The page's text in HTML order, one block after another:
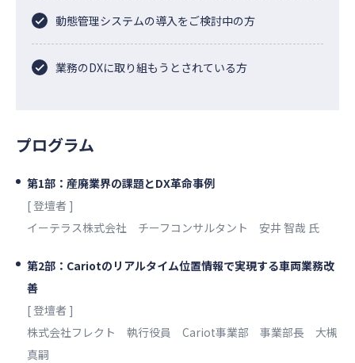
動態管理システムの導入をご検討中の方
業務のDXに取り組もうとされている方
プログラム
第1部：産廃業界の課題とDX革命事例
[ 登壇者 ]
イーテラス株式会社 チーフコンサルタント 安井 智哉 氏
第2部：Cariotのリアルタイム位置情報で実現する車両業務改
善
[ 登壇者 ]
株式会社フレクト 執行役員 Cariot事業部 事業部長 大槻
真嗣